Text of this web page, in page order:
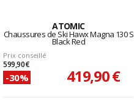
ATOMIC
Chaussures de Ski Hawx Magna 130 S
Black Red
Prix conseillé
599,90 €
-30% 419,90 €